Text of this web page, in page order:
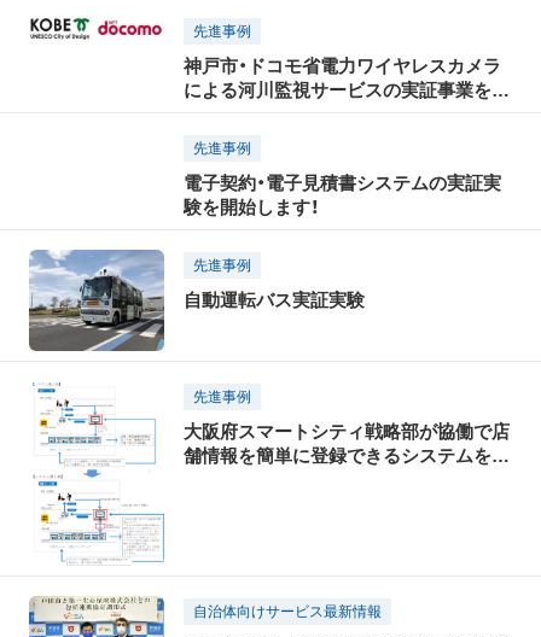
先進事例
神戸市・ドコモ省電力ワイヤレスカメラ
による河川監視サービスの実証事業を開
先進事例
電子契約・電子見積書システムの実証実
験を開始します！
先進事例
自動運転バス実証実験
先進事例
大阪府スマートシティ戦略部が協働で店
舗情報を簡単に登録できるシステムを構
自治体向けサービス最新情報